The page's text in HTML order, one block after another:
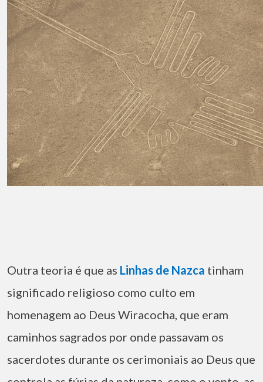
Outra teoria é que as Linhas de Nazca tinham
significado religioso como culto em
homenagem ao Deus Wiracocha, que eram
caminhos sagrados por onde passavam os
sacerdotes durante os cerimoniais ao Deus que